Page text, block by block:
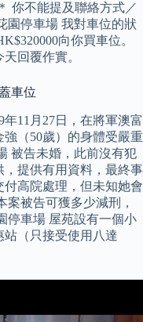
你不能提及聯絡方式／‎
園停車場 我對車位的狀
向你買車位。
回覆作實。
車位
11月27日，在將軍澳富
（50歲）的身體受嚴重
被告未婚，此前沒有犯
提供有用資料，最終事
高院處理，但未知她會
被告可獲多少減刑，
停車場 屋苑設有一個小
（只接受使用八達